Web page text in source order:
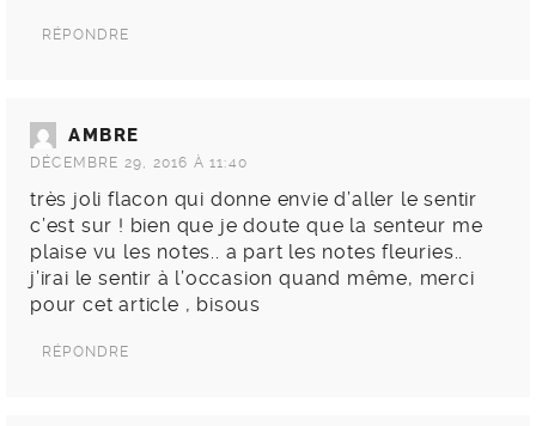
RÉPONDRE
AMBRE
DÉCEMBRE 29, 2016 À 11:40
très joli flacon qui donne envie d’aller le sentir
c’est sur ! bien que je doute que la senteur me
plaise vu les notes.. a part les notes fleuries..
j’irai le sentir à l’occasion quand même, merci
pour cet article , bisous
RÉPONDRE